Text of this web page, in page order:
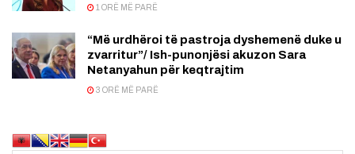
1 ORË MË PARË
“Më urdhëroi të pastroja dyshemenë duke u
zvarritur”/ Ish-punonjësi akuzon Sara
Netanyahun për keqtrajtim
3 ORË MË PARË